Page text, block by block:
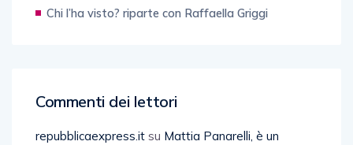
Chi l’ha visto? riparte con Raffaella Griggi
Commenti dei lettori
repubblicaexpress.it su Mattia Panarelli, è un